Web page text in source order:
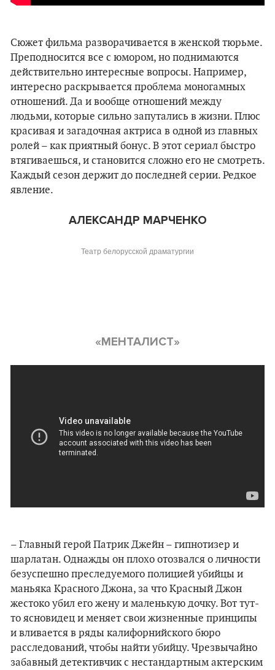
Сюжет фильма разворачивается в женской тюрьме.
Преподносится все с юмором, но поднимаются
действительно интересные вопросы. Например,
интересно раскрывается проблема моногамных
отношений. Да и вообще отношений между
людьми, которые сильно запутались в жизни. Плюс
красивая и загадочная актриса в одной из главных
ролей – как приятный бонус. В этот сериал быстро
втягиваешься, и становится сложно его не смотреть.
Каждый сезон держит до последней серии. Редкое
явление.
АЛЕКСАНДР МАРЧЕНКО
Театр белорусской драматургии
«МЕНТАЛИСТ»
– Главный герой Патрик Джейн – гипнотизер и
шарлатан. Однажды он плохо отозвался о личности
безуспешно преследуемого полицией убийцы и
маньяка Красного Джона, за что Красный Джон
жестоко убил его жену и маленькую дочку. Вот тут-
то ясновидец и меняет свои жизненные принципы
и вливается в ряды калифорнийского бюро
расследований, чтобы найти убийцу. Чрезвычайно
забавный детективчик с нестандартным актерским